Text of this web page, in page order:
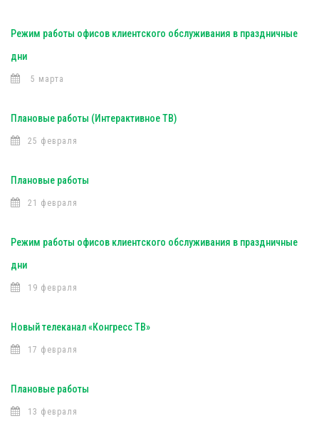
Режим работы офисов клиентского обслуживания в праздничные
дни
5 марта
Плановые работы (Интерактивное ТВ)
25 февраля
Плановые работы
21 февраля
Режим работы офисов клиентского обслуживания в праздничные
дни
19 февраля
Новый телеканал «Конгресс ТВ»
17 февраля
Плановые работы
13 февраля